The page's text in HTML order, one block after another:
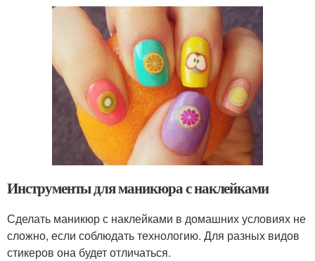
Инструменты для маникюра с наклейками
Сделать маникюр с наклейками в домашних условиях не
сложно, если соблюдать технологию. Для разных видов
стикеров она будет отличаться.